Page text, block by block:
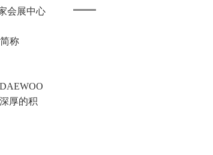
会展中心
称
厚的积